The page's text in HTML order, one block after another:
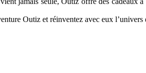
Outiz et réinventez avec eux